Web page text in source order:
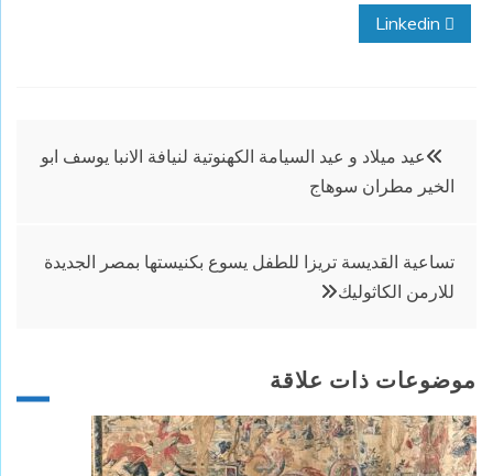
تصفّح
المقالات
عيد ميلاد و عيد السيامة الكهنوتية لنيافة الانبا يوسف ابو
الخير مطران سوهاج
تساعية القديسة تريزا للطفل يسوع بكنيستها بمصر الجديدة
للارمن الكاثوليك
موضوعات ذات علاقة